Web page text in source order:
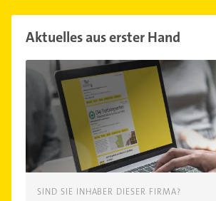
Aktuelles aus erster Hand
SIND SIE INHABER DIESER FIRMA?